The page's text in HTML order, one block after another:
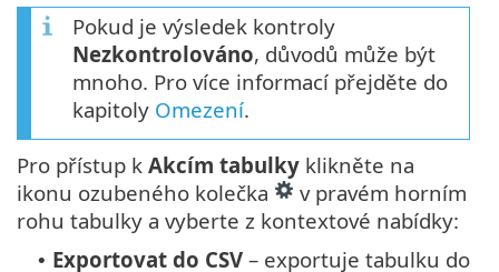
Pokud je výsledek kontroly
Nezkontrolováno, důvodů může být
mnoho. Pro více informací přejděte do
kapitoly Omezení.
Pro přístup k Akcím tabulky klikněte na
ikonu ozubeného kolečka
v pravém horním
rohu tabulky a vyberte z kontextové nabídky:
• Exportovat do CSV – exportuje tabulku do